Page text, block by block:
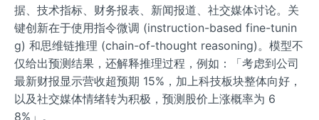
据、技术指标、财务报表、新闻报道、社交媒体讨论。关
键创新在于使用指令微调 (instruction-based fine-tunin
g) 和思维链推理 (chain-of-thought reasoning)。模型不
仅给出预测结果，还解释推理过程，例如：「考虑到公司
最新财报显示营收超预期 15%，加上科技板块整体向好，
以及社交媒体情绪转为积极，预测股价上涨概率为 6
8%」。